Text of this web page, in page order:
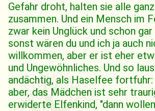
Gefahr droht, halten sie alle
zusammen. Und ein Mensch im
zwar kein Unglück und schon gar
sonst wären du und ich ja auch
willkommen, aber er ist eher
und Ungewöhnliches. Und so
andächtig, als Haselfee fortfuhr:
aber, das Mädchen ist sehr
erwiderte Elfenkind, "dann